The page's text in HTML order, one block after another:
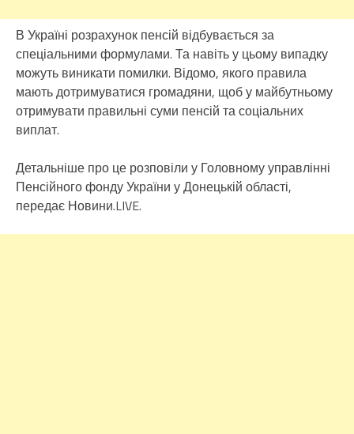
В Україні розрахунок пенсій відбувається за
спеціальними формулами. Та навіть у цьому випадку
можуть виникати помилки. Відомо, якого правила
мають дотримуватися громадяни, щоб у майбутньому
отримувати правильні суми пенсій та соціальних
виплат.
Детальніше про це розповіли у Головному управлінні
Пенсійного фонду України у Донецькій області,
передає Новини.LIVE.